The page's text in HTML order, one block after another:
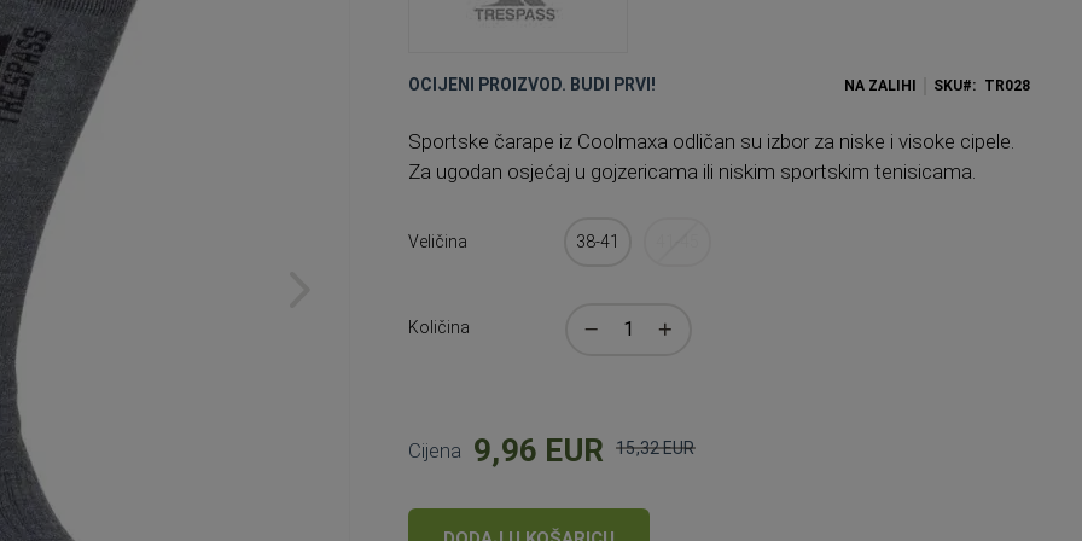
OCIJENI PROIZVOD. BUDI PRVI! NA ZALIHI SKU TR028
Sportske čarape iz Coolmaxa odličan su izbor za niske i visoke cipele.
Za ugodan osjećaj u gojzericama ili niskim sportskim tenisicama.
Veličina 38-41
Količina
Cijena 9,96 EUR
Standardna
15,32 EUR